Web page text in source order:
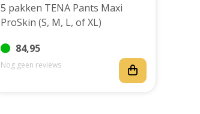
5 pakken TENA Pants Maxi
ProSkin (S, M, L, of XL)
84,95
Nog geen reviews